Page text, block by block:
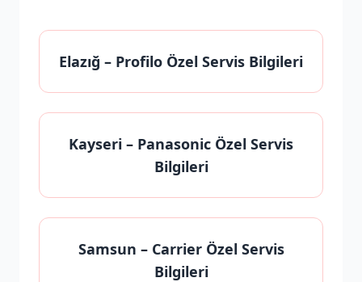
Elazığ – Profilo Özel Servis Bilgileri
Kayseri – Panasonic Özel Servis
Bilgileri
Samsun – Carrier Özel Servis
Bilgileri